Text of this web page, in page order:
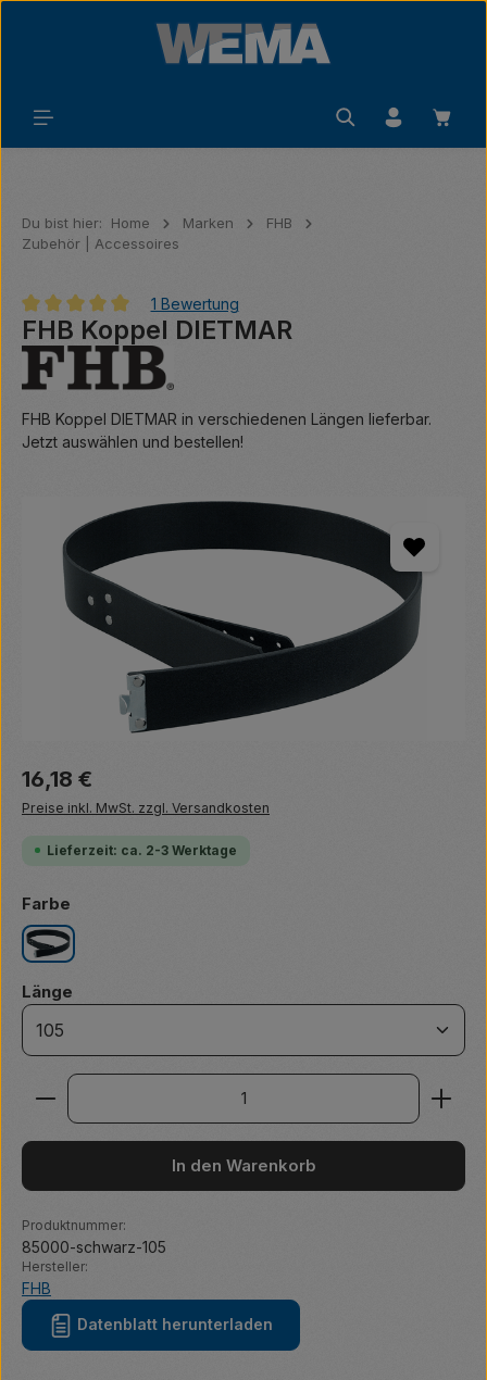
Zum Hauptinhalt springen
Du bist hier: Home Marken
FHB
Zubehör | Accessoires
Durchschnittliche Bewertung von 5 von 5 Sternen
1 Bewertung
FHB Koppel DIETMAR
FHB Koppel DIETMAR in verschiedenen Längen lieferbar.
Jetzt auswählen und bestellen!
Bildergalerie überspringen
Regulärer Preis:
16,18 €
Preise inkl. MwSt. zzgl. Versandkosten
Lieferzeit: ca. 2-3 Werktage
Farbe
schwarz
Länge
Produkt Anzahl: Gib den gewünschten Wert ein
In den Warenkorb
Produktnummer:
85000-schwarz-105
Hersteller:
FHB
Datenblatt herunterladen